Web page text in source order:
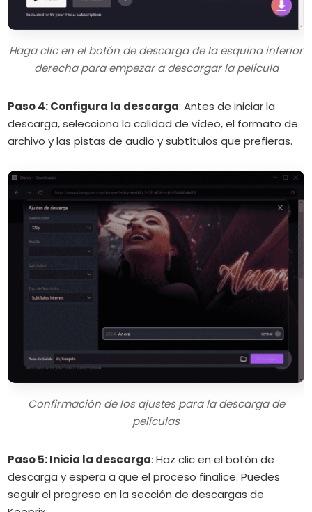
Haga clic en el botón de descarga de la esquina inferior
derecha para empezar a descargar la película
Paso 4: Configura la descarga:Antes de iniciar la
descarga, selecciona la calidad de vídeo, el formato de
archivo y las pistas de audio y subtítulos que prefieras.
Confirmación de los ajustes para la descarga de
películas
Paso 5: Inicia la descarga:Haz clic en el botón de
descarga y espera a que el proceso finalice. Puedes
seguir el progreso en la sección de descargas de